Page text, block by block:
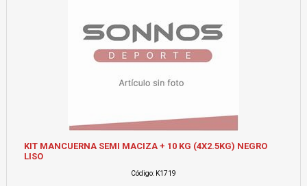
KIT MANCUERNA SEMI MACIZA + 10 KG (4X2.5KG) NEGRO
LISO
Código: K1719